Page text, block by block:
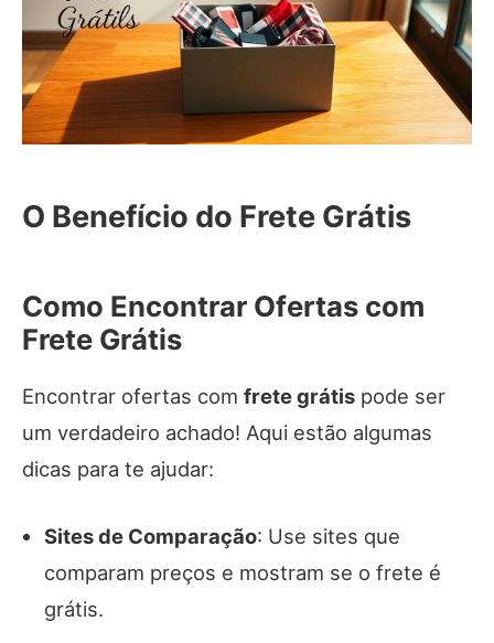
O Benefício do Frete Grátis
Como Encontrar Ofertas com
Frete Grátis
Encontrar ofertas com frete grátis pode ser
um verdadeiro achado! Aqui estão algumas
dicas para te ajudar:
Sites de Comparação: Use sites que
comparam preços e mostram se o frete é
grátis.